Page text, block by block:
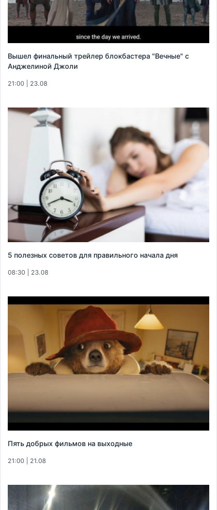
Вышел финальный трейлер блокбастера "Вечные" с
Анджелиной Джоли
21:00 | 23.08
5 полезных советов для правильного начала дня
08:30 | 23.08
Пять добрых фильмов на выходные
21:00 | 21.08